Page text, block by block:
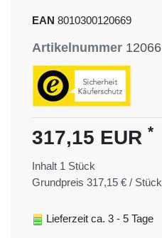
EAN 8010300120669
Artikelnummer 12066
317,15 EUR *
Inhalt 1 Stück
Grundpreis 317,15 € / Stück
Lieferzeit ca. 3 - 5 Tage